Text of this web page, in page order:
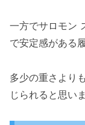
一方でサロモン
で安定感がある
多少の重さより
じられると思い